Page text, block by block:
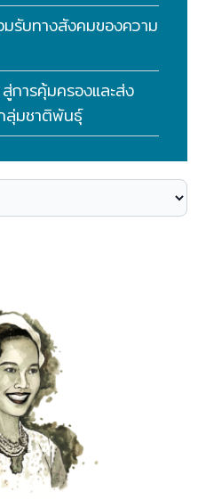
รับทางสังคมของความ
สู่การคุ้มครองและส่ง
ลุ่มชาติพันธุ์